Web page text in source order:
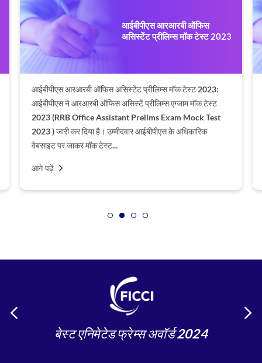
आईबीपीएस आरआरबी ऑफिस
असिस्टेंट प्रीलिम्स मॉक टेस्ट 2023
आईबीपीएस आरआरबी ऑफिस असिस्टेंट प्रीलिम्स मॉक टेस्ट 2023:
आईबीपीएस ने आरआरबी ऑफिस असिस्टें प्रीलिम्स एग्जाम मॉक टेस्ट
2023 (RRB Office Assistant Prelims Exam Mock Test
2023 ) जारी कर दिया है। उम्मीदवार आईबीपीएस के अधिकारिक
वेबसाइट पर जाकर मॉक टेस्ट...
आगे पढ़ें
बेस्ट एनिमेटेड फ्रेम्स अवॉर्ड 2024